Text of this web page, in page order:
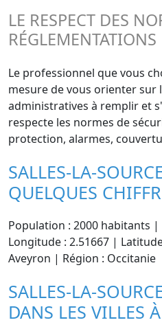
LE RESPECT DES
RÉGLEMENTATIONS
Le professionnel que vous
mesure de vous orienter sur
administratives à remplir et
respecte les normes de
protection, alarmes,
SALLES-LA-
QUELQUES
Population : 2000 habitants |
Longitude : 2.51667 |
Aveyron | Région : Occitanie
SALLES-LA-
DANS LES VILLES